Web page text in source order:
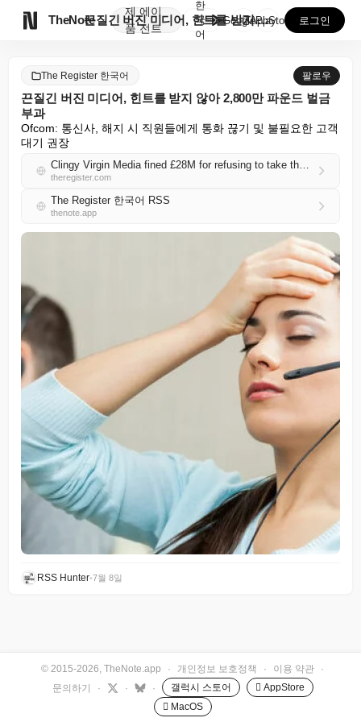
TheNote
제
품
에이
전트
끈질긴 버진 미디어, 힌트를 받지 않아 2,800만 파...
한
국
어
GooglePlay
AppStore 로그인
The Register 한국어 팔로우
끈질긴 버진 미디어, 힌트를 받지 않아 2,800만 파운드 벌금
부과
Ofcom: 통신사, 해지 시 직원들에게 통화 끊기 및 불필요한 고객
대기 권장
Clingy Virgin Media fined £28M for refusing to take the hint
theregister.com
The Register 한국어 RSS
thenote.app
RSS Hunter•7월 8일
© 2015-2026, TheNote.app · 개인정보 보호정책 · 이용 약관
·
문의하기
· · · 갤럭시 스토어
 AppStore
 MacOS